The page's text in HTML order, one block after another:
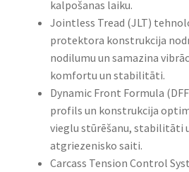
kalpošanas laiku.
Jointless Tread (JLT)
protektora konstrukcija
nodilumu un samazina
komfortu un stabilitāti.
Dynamic Front Formula
profils un konstrukcija
vieglu stūrēšanu, stabilitāti
atgriezenisko saiti.
Carcass Tension Control